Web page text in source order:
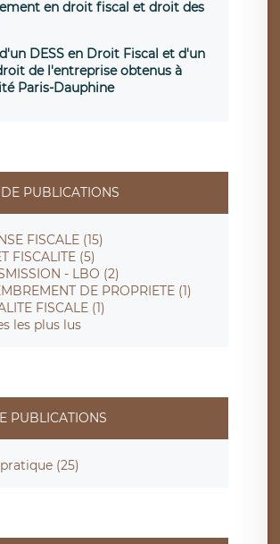
en droit fiscal et droit des
DESS en Droit Fiscal et d'un
de l'entreprise obtenus à
Paris-Dauphine
PUBLICATIONS
FISCALE (15)
FISCALITE (5)
- LBO (2)
DE PROPRIETE (1)
FISCALE (1)
les plus lus
PUBLICATIONS
(25)